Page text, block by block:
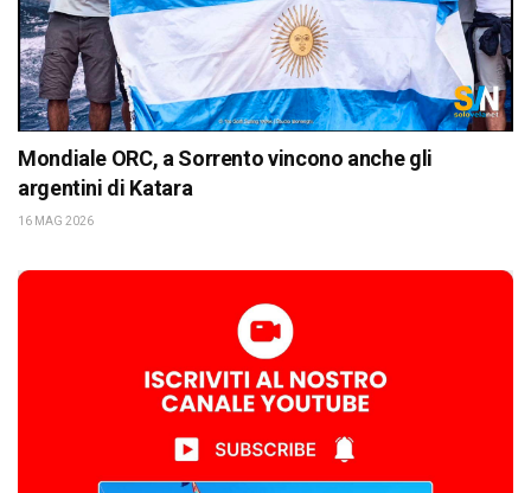
Mondiale ORC, a Sorrento vincono anche gli
argentini di Katara
16 MAG 2026